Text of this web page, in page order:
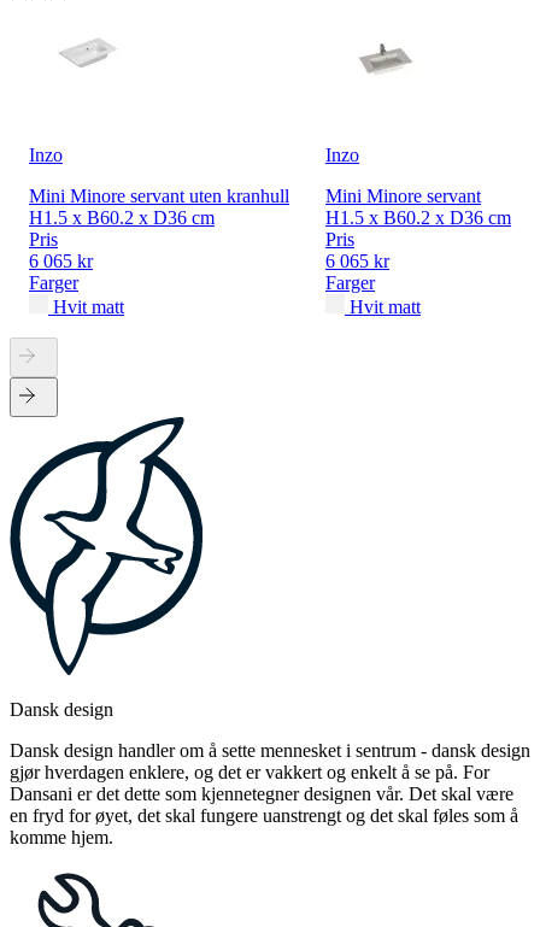
Inzo
Mini Minore servant uten kranhull
H1.5 x B60.2 x D36 cm
Pris
6 065 kr
Farger
Hvit matt
Inzo
Mini Minore servant
H1.5 x B60.2 x D36 cm
Pris
6 065 kr
Farger
Hvit matt
Dansk design
Dansk design handler om å sette mennesket i sentrum - dansk design
gjør hverdagen enklere, og det er vakkert og enkelt å se på. For
Dansani er det dette som kjennetegner designen vår. Det skal være
en fryd for øyet, det skal fungere uanstrengt og det skal føles som å
komme hjem.